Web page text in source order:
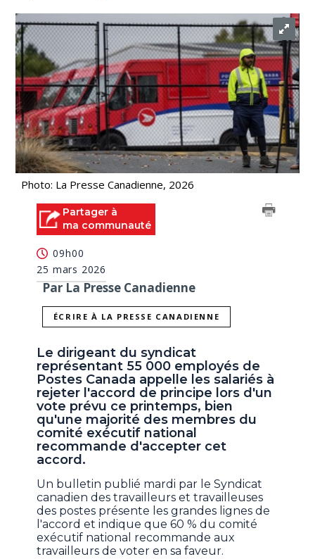
Photo: La Presse Canadienne, 2026
Partager à
ma communauté
09h00
25 mars 2026
Par La Presse Canadienne
ÉCRIRE À LA PRESSE CANADIENNE
Le dirigeant du syndicat
représentant 55 000 employés de
Postes Canada appelle les salariés à
rejeter l'accord de principe lors d'un
vote prévu ce printemps, bien
qu'une majorité des membres du
comité exécutif national
recommande d'accepter cet
accord.
Un bulletin publié mardi par le Syndicat
canadien des travailleurs et travailleuses
des postes présente les grandes lignes de
l'accord et indique que 60 % du comité
exécutif national recommande aux
travailleurs de voter en sa faveur.